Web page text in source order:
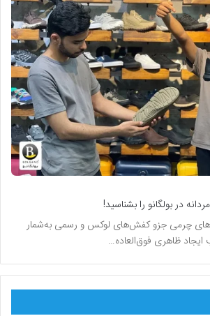
در بولگانو را بشناسید!
چرمی جزو کفش‌های لوکس و رسمی به‌شمار
ظاهری فوق‌العاده…